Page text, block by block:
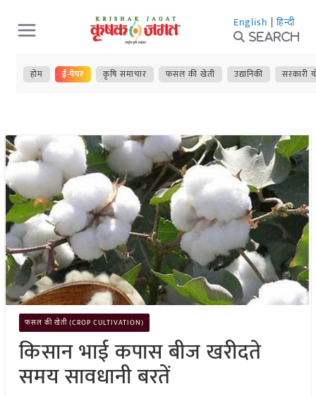
Skip
to
content
English | हिन्दी
Search
होम ई-पेपर कृषि समाचार फसल की खेती उद्यानिकी सरकारी
फसल की खेती (CROP CULTIVATION)
किसान भाई कपास बीज खरीदते
समय सावधानी बरतें